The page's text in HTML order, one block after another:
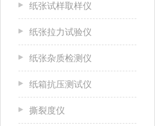
纸张试样取样仪
纸张拉力试验仪
纸张杂质检测仪
纸箱抗压测试仪
撕裂度仪